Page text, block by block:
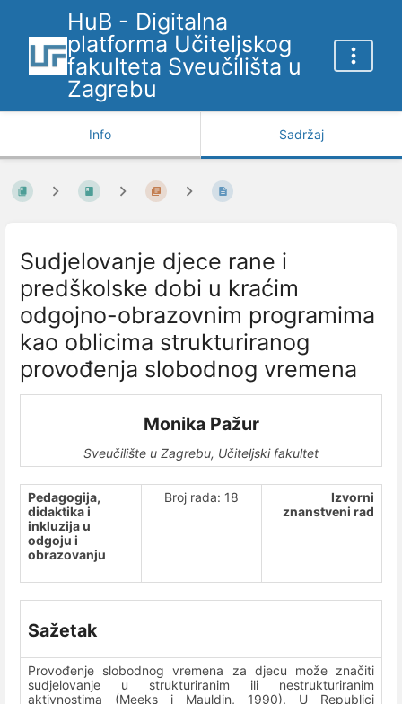
HuB - Digitalna
platforma Učiteljskog
fakulteta Sveučilišta u
Zagrebu
Info Sadržaj
Sudjelovanje djece rane i
predškolske dobi u kraćim
odgojno-obrazovnim programima
kao oblicima strukturiranog
provođenja slobodnog vremena
Monika Pažur
Sveučilište u Zagrebu, Učiteljski fakultet
Pedagogija,
didaktika i
inkluzija u
odgoju i
obrazovanju
Broj rada: 18
Izvorni
znanstveni rad
Sažetak
Provođenje slobodnog vremena za djecu može značiti
sudjelovanje u strukturiranim ili nestrukturiranim
aktivnostima (Meeks i Mauldin, 1990). U Republici